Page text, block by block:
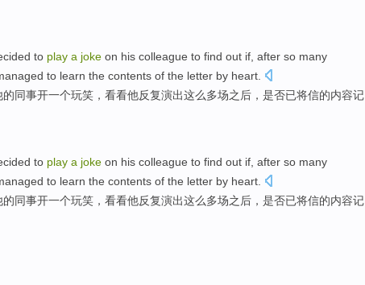
to play a joke on his colleague to find out if after so many
to learn the contents of the letter by heart.
的同事开一个玩笑 ，看看他反复演出这么多场之后 ， 是否已将信的内容记
to play a joke on his colleague to find out if after so many
to learn the contents of the letter by heart.
的同事开一个玩笑 ，看看他反复演出这么多场之后 ， 是否已将信的内容记